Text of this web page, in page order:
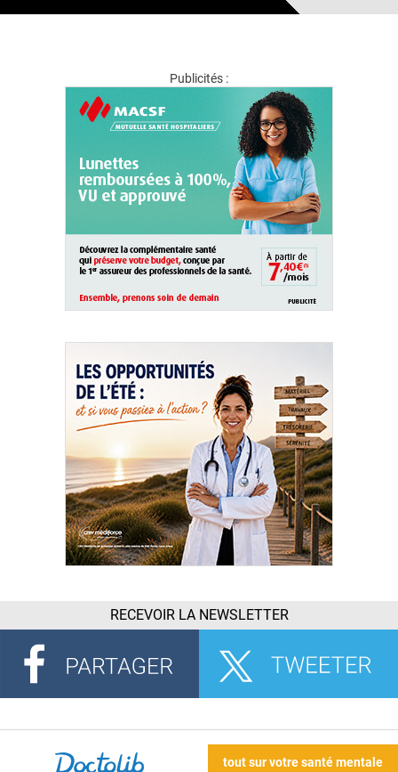
Publicités :
RECEVOIR LA NEWSLETTER
tout sur votre santé mentale